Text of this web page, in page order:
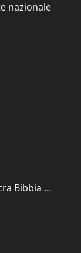
nazionale
Bibbia …